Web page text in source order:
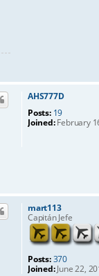
AHS777D
Posts: 19
Joined:February
mart113
Capitán Jefe
Posts:370
Joined:June 22,